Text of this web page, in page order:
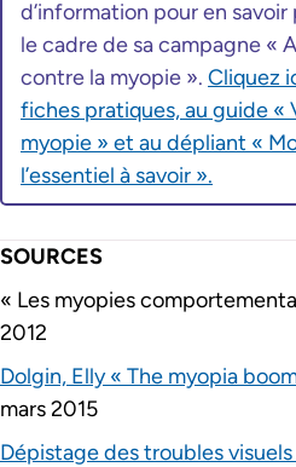
d’information pour en
le cadre de sa campagne «
contre la myopie ». Cliquez
fiches pratiques, au guide «
myopie » et au dépliant «
l’essentiel à savoir ».
SOURCES
« Les myopies
2012
Dolgin, Elly « The myopia
mars 2015
Dépistage des troubles visuels